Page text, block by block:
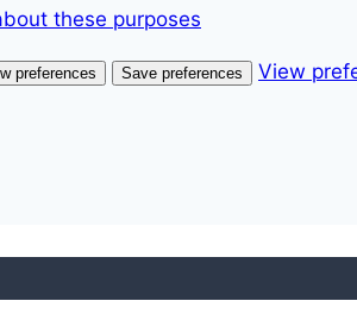
these purposes
preferences Save preferences View